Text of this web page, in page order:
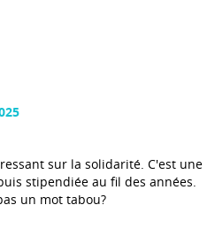
sur la solidarité. C'est une
stipendiée au fil des années.
un mot tabou?